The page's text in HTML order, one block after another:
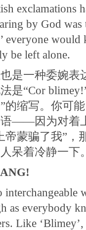
exclamations
by God
everyone
be left alone.
一种委婉表
是“Cor
的缩写。你可
——因为对着
帝蒙骗了我”
呆着冷静一下。
as everybody
Like